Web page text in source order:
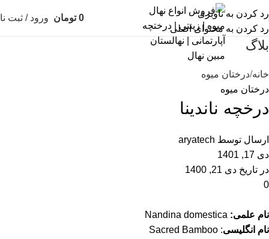
رد کردن به ناوبری
رد کردن به محتوای اصلی
0 تومان ورود / ثبت
بلاگ
خانه درختان میوه
درختان میوه
درخچه ناندینا
ارسال توسط aryatech
دی 17, 1401
در تاریخ دی 21, 1400
0
نام علمی:
نام انگلیسی: Sacred Bamboo